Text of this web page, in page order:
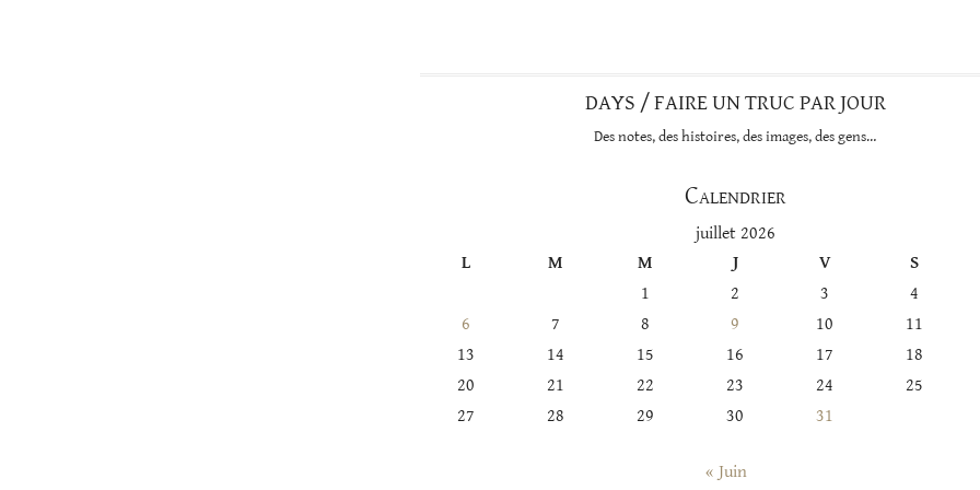
DAYS / FAIRE UN TRUC PAR JOUR
Des notes, des histoires, des images, des gens…
Calendrier
juillet 2026
L
M M J V S
1
2 3 4
6
7 8 9 10 11
13
14 15 16 17 18
20
21 22 23 24 25
27
28 29 30 31
« Juin